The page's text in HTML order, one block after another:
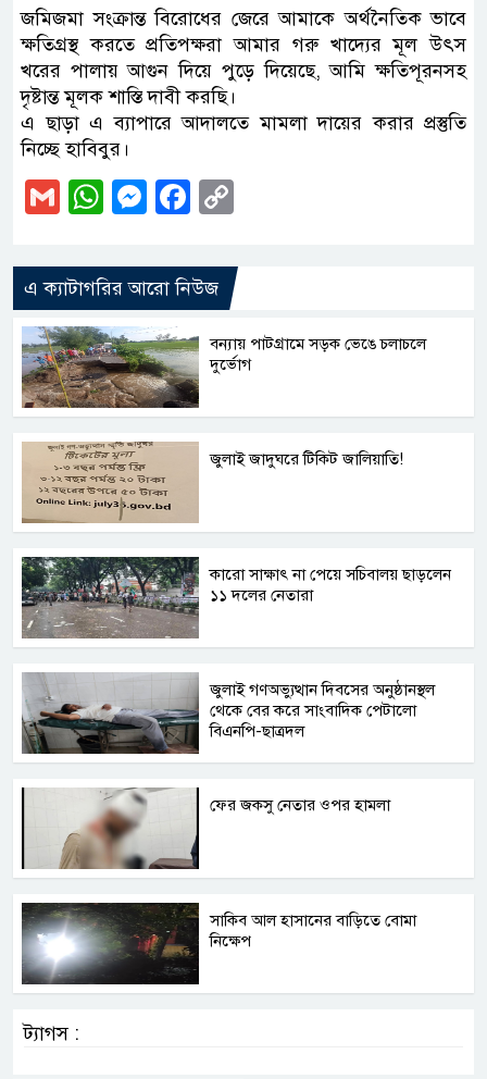
জমিজমা সংক্রান্ত বিরোধের জেরে আমাকে অর্থনৈতিক ভাবে
ক্ষতিগ্রস্থ করতে প্রতিপক্ষরা আমার গরু খাদ্যের মূল উৎস
খরের পালায় আগুন দিয়ে পুড়ে দিয়েছে, আমি ক্ষতিপূরনসহ
দৃষ্টান্ত মূলক শাস্তি দাবী করছি।
এ ছাড়া এ ব্যাপারে আদালতে মামলা দায়ের করার প্রস্তুতি
নিচ্ছে হাবিবুর।
GmailWhatsApp
Messenger
Facebook
এ ক্যাটাগরির আরো নিউজ
বন্যায় পাটগ্রামে সড়ক ভেঙে চলাচলে
দুর্ভোগ
জুলাই জাদুঘরে টিকিট জালিয়াতি!
কারো সাক্ষাৎ না পেয়ে সচিবালয় ছাড়লেন
১১ দলের নেতারা
জুলাই গণঅভ্যুত্থান দিবসের অনুষ্ঠানস্থল
থেকে বের করে সাংবাদিক পেটালো
বিএনপি-ছাত্রদল
ফের জকসু নেতার ওপর হামলা
সাকিব আল হাসানের বাড়িতে বোমা
নিক্ষেপ
ট্যাগস :